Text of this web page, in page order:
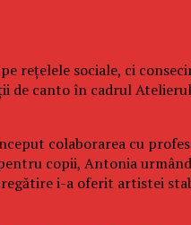
rețelele sociale, ci
canto în cadrul
colaborarea cu
copii, Antonia
i-a oferit artistei